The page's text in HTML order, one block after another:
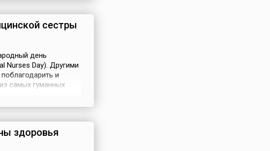
сестры
день
Nurses Day). Другими
и
самых гуманных
здоровья